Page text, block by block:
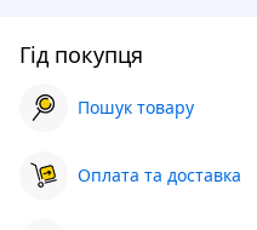
Гід покупця
Пошук товару
Оплата та доставка